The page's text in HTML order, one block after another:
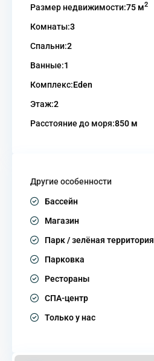
Размер недвижимости:75 м2
Комнаты:3
Спальни:2
Ванные:1
Комплекс:Eden
Этаж:2
Расстояние до моря:850 м
Другие особенности
Бассейн
Магазин
Парк / зелёная территория
Парковка
Рестораны
СПА-центр
Только у нас